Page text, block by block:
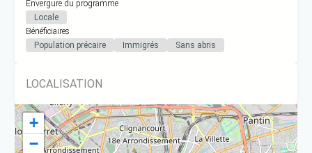
Envergure du programme
Locale
Bénéficiaires
Population précaire
Immigrés Sans abris
LOCALISATION
+
−